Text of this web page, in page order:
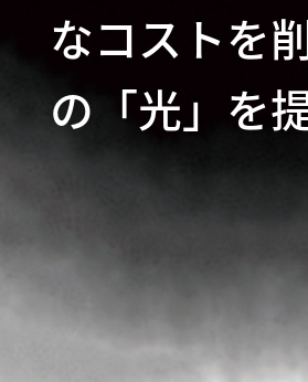
なコストを
の「光」を